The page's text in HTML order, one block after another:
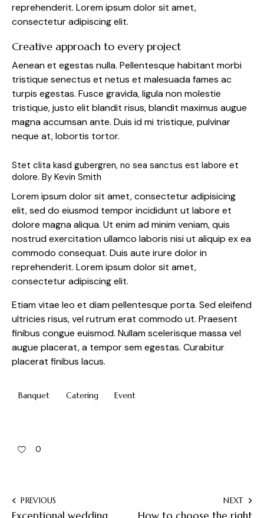
reprehenderit. Lorem ipsum dolor sit amet,
consectetur adipiscing elit.
Creative approach to every project
Aenean et egestas nulla. Pellentesque habitant morbi
tristique senectus et netus et malesuada fames ac
turpis egestas. Fusce gravida, ligula non molestie
tristique, justo elit blandit risus, blandit maximus augue
magna accumsan ante. Duis id mi tristique, pulvinar
neque at, lobortis tortor.
Stet clita kasd gubergren, no sea sanctus est labore et
dolore. By Kevin Smith
Lorem ipsum dolor sit amet, consectetur adipisicing
elit, sed do eiusmod tempor incididunt ut labore et
dolore magna aliqua. Ut enim ad minim veniam, quis
nostrud exercitation ullamco laboris nisi ut aliquip ex ea
commodo consequat. Duis aute irure dolor in
reprehenderit. Lorem ipsum dolor sit amet,
consectetur adipiscing elit.
Etiam vitae leo et diam pellentesque porta. Sed eleifend
ultricies risus, vel rutrum erat commodo ut. Praesent
finibus congue euismod. Nullam scelerisque massa vel
augue placerat, a tempor sem egestas. Curabitur
placerat finibus lacus.
Banquet Catering Event
0
PREVIOUS
Exceptional wedding
NEXT
How to choose the right